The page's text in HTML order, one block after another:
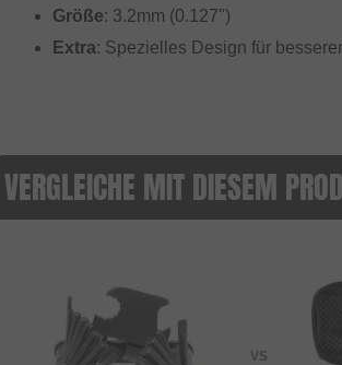
Größe: 3.2mm (0.127")
Extra: Spezielles Design für
VERGLEICHE MIT DIESEM
VS